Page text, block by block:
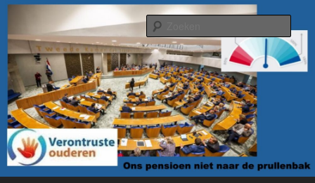
Spring
de
primaire
inhoud
Spring
de
secundaire
inhoud Verontruste ouderen
Organisatie van verontruste ouderen